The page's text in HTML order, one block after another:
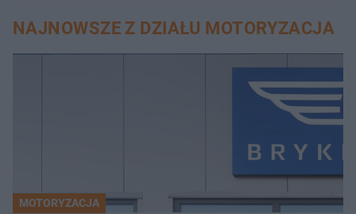
NAJNOWSZE Z DZIAŁU MOTORYZACJA
MOTORYZACJA